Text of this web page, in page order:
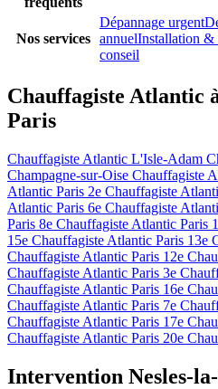
Nos services
Dépannage urgent
annuelInstallation &
conseil
Chauffagiste Atlantic
Paris
Chauffagiste Atlantic L'Isle-Adam
Champagne-sur-Oise Chauffagiste
Atlantic Paris 2e Chauffagiste
Atlantic Paris 6e Chauffagiste
Paris 8e Chauffagiste Atlantic Paris
15e Chauffagiste Atlantic Paris 13e
Chauffagiste Atlantic Paris 12e
Chauffagiste Atlantic Paris 3e
Chauffagiste Atlantic Paris 16e
Chauffagiste Atlantic Paris 7e
Chauffagiste Atlantic Paris 17e
Chauffagiste Atlantic Paris 20e
Intervention Nesles-